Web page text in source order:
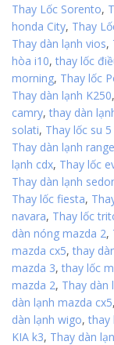
Thay Lốc Sorento,
honda City, Thay
Thay dàn lạnh vios,
hòa i10, thay lốc
morning, Thay lốc
Thay dàn lạnh K250,
camry, thay dàn
solati, Thay lốc su
Thay dàn lạnh
lạnh cdx, Thay lốc
Thay dàn lạnh
Thay lốc fiesta,
navara, Thay lốc
dàn nóng mazda 2,
mazda cx5, thay
mazda 3, thay lốc
mazda 2, Thay dàn
dàn lạnh mazda cx5,
dàn lạnh wigo, thay
KIA k3, Thay dàn